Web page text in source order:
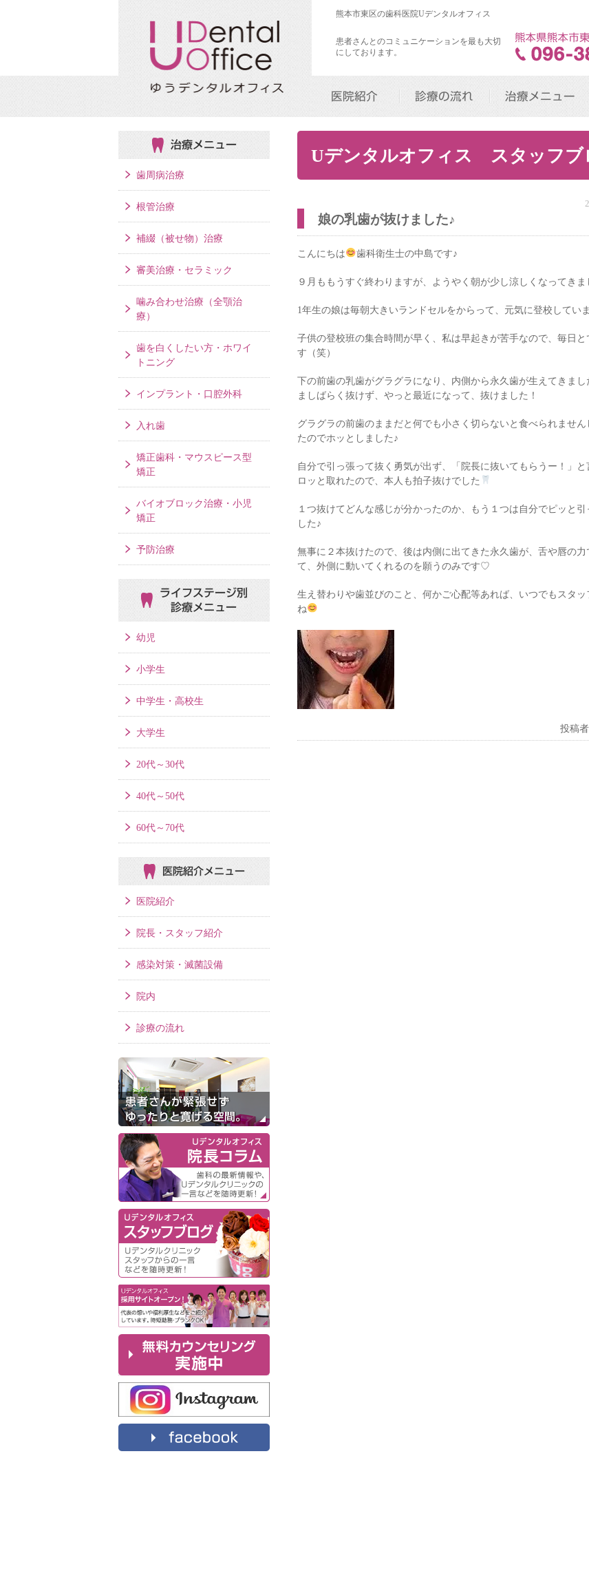
熊本市東区の歯科医院Uデンタルオフィス
患者さんとのコミュニケーションを最も大切
にしております。
医院紹介 診療の流れ 治療メニュー
Uデンタルオフィス スタッフブ
娘の乳歯が抜けました♪
こんにちは 歯科衛生士の中島です♪
９月ももうすぐ終わりますが、ようやく朝が少し涼しくなってきま
1年生の娘は毎朝大きいランドセルをからって、元気に登校してい
子供の登校班の集合時間が早く、私は早起きが苦手なので、毎日と
す（笑）
下の前歯の乳歯がグラグラになり、内側から永久歯が生えてきまし
ましばらく抜けず、やっと最近になって、抜けました！
グラグラの前歯のままだと何でも小さく切らないと食べられませ
たのでホッとしました♪
自分で引っ張って抜く勇気が出ず、「院長に抜いてもらうー！」
ロッと取れたので、本人も拍子抜けでした
１つ抜けてどんな感じが分かったのか、もう１つは自分でピッと引
した♪
無事に２本抜けたので、後は内側に出てきた永久歯が、舌や唇の
て、外側に動いてくれるのを願うのみです♡
生え替わりや歯並びのこと、何かご心配等あれば、いつでもスタ
ね
投稿者
治療メニュー
歯周病治療
根管治療
補綴（被せ物）治療
審美治療・セラミック
噛み合わせ治療（全顎治
療）
歯を白くしたい方・ホワイ
トニング
インプラント・口腔外科
入れ歯
矯正歯科・マウスピース型
矯正
バイオブロック治療・小児
矯正
予防治療
ライフステージ別
診療メニュー
幼児
小学生
中学生・高校生
大学生
20代～30代
40代～50代
60代～70代
医院紹介メニュー
医院紹介
院長・スタッフ紹介
感染対策・滅菌設備
院内
診療の流れ